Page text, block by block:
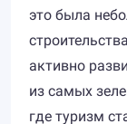
это была
активно
из самых
где туризм